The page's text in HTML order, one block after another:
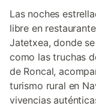
Las noches
libre en
Jatetxea, donde
como las truchas
de Roncal,
turismo rural en
vivencias